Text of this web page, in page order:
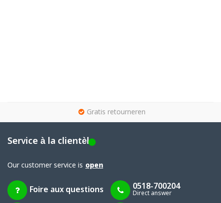
Gratis retourneren
Service à la clientèle
Our customer service is open
Foire aux questions 0518-700204
Direct answer